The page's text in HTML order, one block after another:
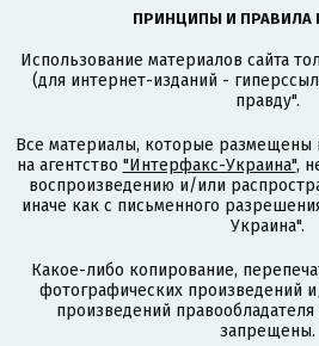
ПРИНЦИПЫ И ПРАВИЛА
Использование материалов сайта
(для интернет-изданий -
правду".
Все материалы, которые размещены
на агентство "Интерфакс-Украина",
воспроизведению и/или
иначе как с письменного
Украина".
Какое-либо копирование,
фотографических произведений
произведений
запрещены.